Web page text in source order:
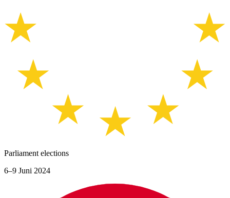
Parliament elections
6–9 Juni 2024